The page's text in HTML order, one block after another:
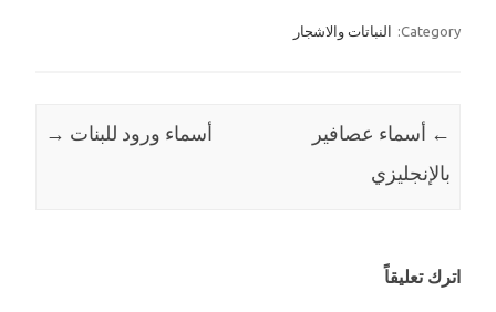
Category: النباتات والاشجار
Post navigation
← أسماء عصافير
بالإنجليزي
أسماء ورود للبنات →
اترك تعليقاً